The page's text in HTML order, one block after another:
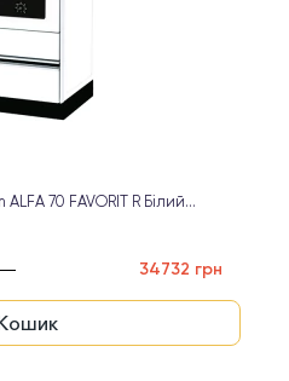
70 FAVORIT R Білий...
34732 грн